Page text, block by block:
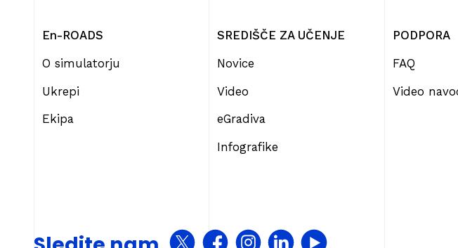
En-ROADS
O simulatorju
Ukrepi
Ekipa
SREDIŠČE ZA UČENJE
Novice
Video
eGradiva
Infografike
PODPORA
FAQ
Video